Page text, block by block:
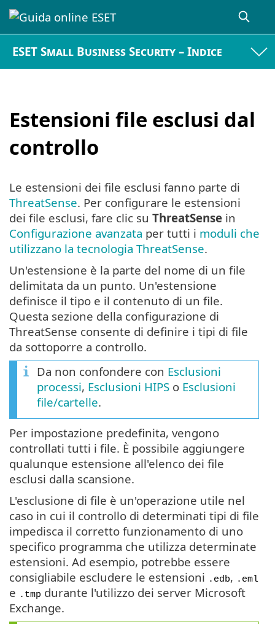
ESET Small Business Security – Indice
Estensioni file esclusi dal
controllo
Le estensioni dei file esclusi fanno parte di
ThreatSense. Per configurare le estensioni
dei file esclusi, fare clic su ThreatSense in
Configurazione avanzata per tutti i moduli che
utilizzano la tecnologia ThreatSense.
Un'estensione è la parte del nome di un file
delimitata da un punto. Un'estensione
definisce il tipo e il contenuto di un file.
Questa sezione della configurazione di
ThreatSense consente di definire i tipi di file
da sottoporre a controllo.
Da non confondere con Esclusioni
processi, Esclusioni HIPS o Esclusioni
file/cartelle.
Per impostazione predefinita, vengono
controllati tutti i file. È possibile aggiungere
qualunque estensione all'elenco dei file
esclusi dalla scansione.
L'esclusione di file è un'operazione utile nel
caso in cui il controllo di determinati tipi di file
impedisca il corretto funzionamento di uno
specifico programma che utilizza determinate
estensioni. Ad esempio, potrebbe essere
consigliabile escludere le estensioni .edb, .eml
e .tmp durante l'utilizzo dei server Microsoft
Exchange.